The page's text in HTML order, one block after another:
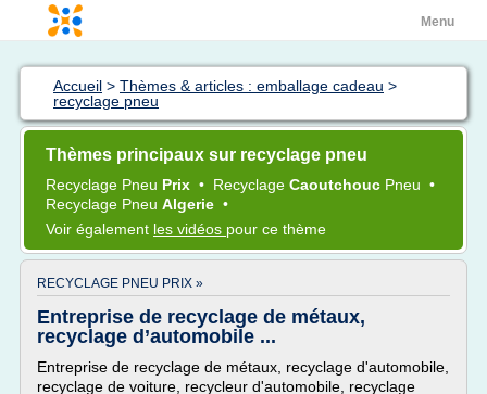
Menu
Accueil > Thèmes & articles : emballage cadeau >
recyclage pneu
Thèmes principaux sur recyclage pneu
Recyclage Pneu Prix • Recyclage Caoutchouc Pneu •
Recyclage Pneu Algerie •
Voir également les vidéos pour ce thème
RECYCLAGE PNEU PRIX »
Entreprise de recyclage de métaux,
recyclage d’automobile ...
Entreprise de recyclage de métaux, recyclage d'automobile,
recyclage de voiture, recycleur d'automobile, recyclage